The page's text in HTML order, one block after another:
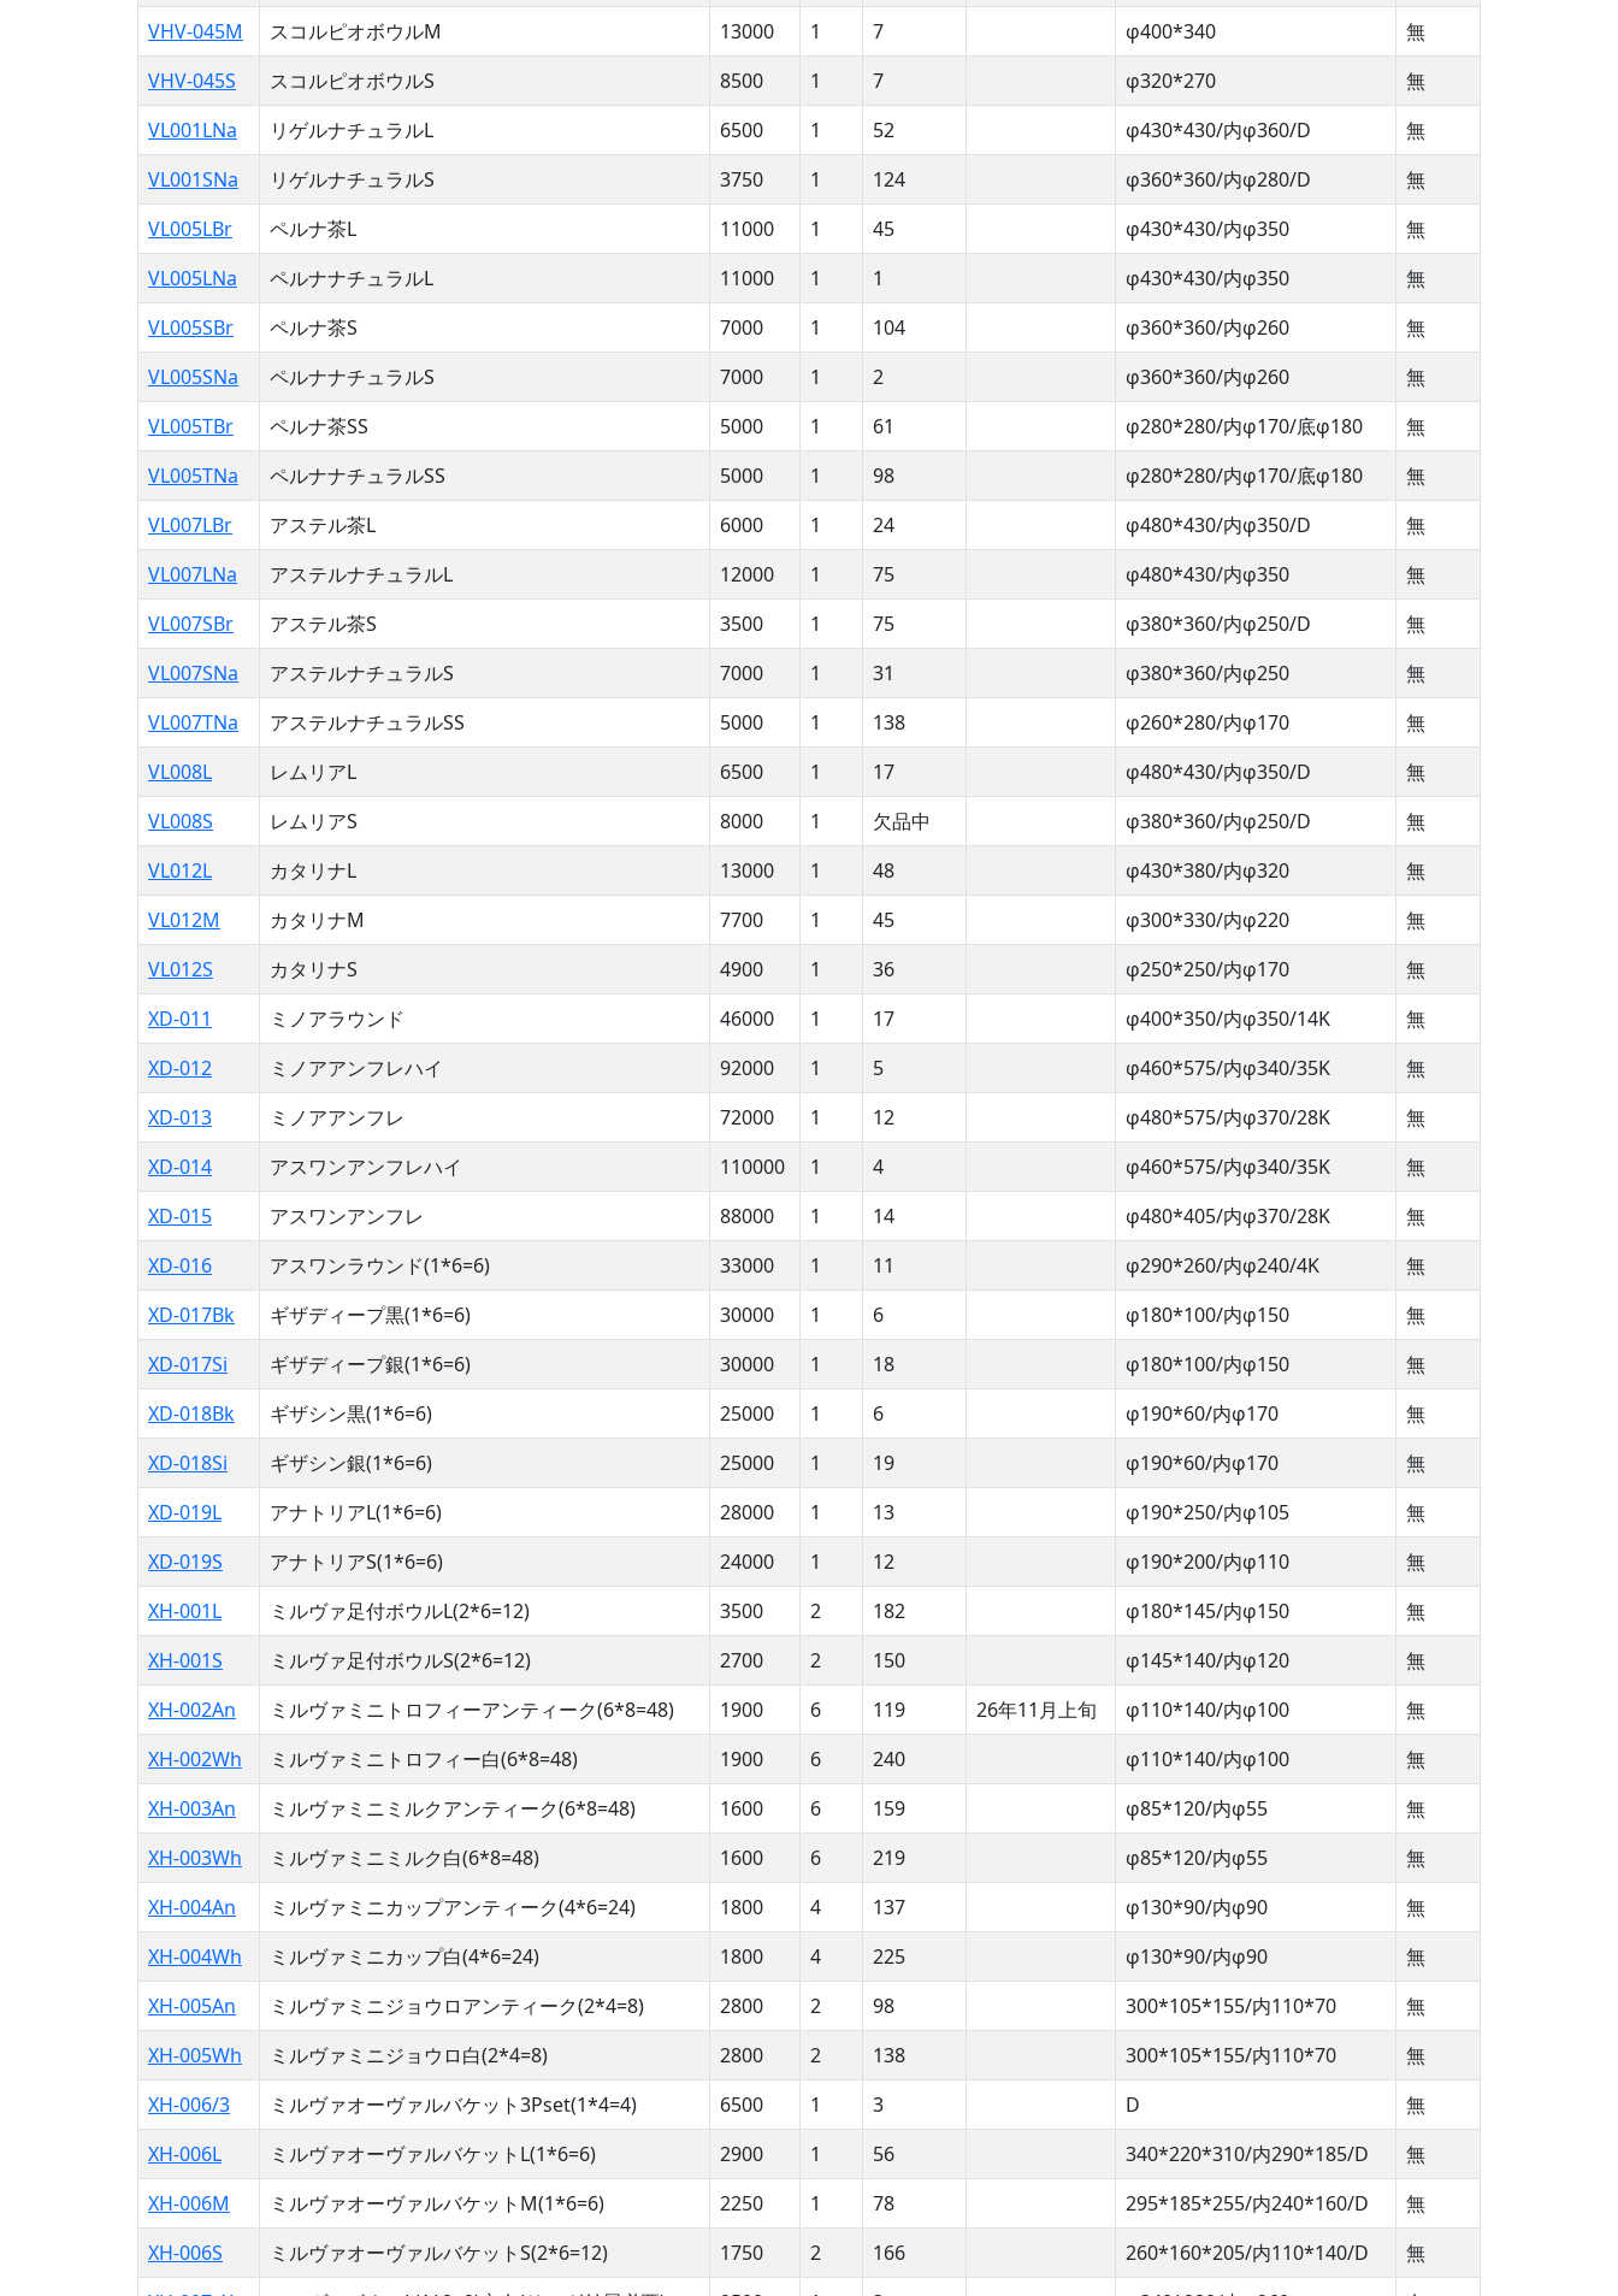
VHV-045M
スコルピオボウルM 13000 1 7 φ400*340
無
VHV-045S
スコルピオボウルS 8500 1 7 φ320*270
無
VL001LNa
リゲルナチュラルL 6500 1 52 φ430*430/内φ360/D
無
VL001SNa
リゲルナチュラルS 3750 1 124 φ360*360/内φ280/D
無
VL005LBr
ペルナ茶L 11000 1 45 φ430*430/内φ350
無
VL005LNa
ペルナナチュラルL 11000 1 1 φ430*430/内φ350
無
VL005SBr
ペルナ茶S 7000 1 104 φ360*360/内φ260
無
VL005SNa
ペルナナチュラルS 7000 1 2 φ360*360/内φ260
無
VL005TBr
ペルナ茶SS 5000 1 61 φ280*280/内φ170/底φ180
無
VL005TNa
ペルナナチュラルSS 5000 1 98 φ280*280/内φ170/底φ180
無
VL007LBr
アステル茶L 6000 1 24 φ480*430/内φ350/D
無
VL007LNa
アステルナチュラルL 12000 1 75 φ480*430/内φ350
無
VL007SBr
アステル茶S 3500 1 75 φ380*360/内φ250/D
無
VL007SNa
アステルナチュラルS 7000 1 31 φ380*360/内φ250
無
VL007TNa
アステルナチュラルSS 5000 1 138 φ260*280/内φ170
無
VL008L
レムリアL 6500 1 17 φ480*430/内φ350/D
無
VL008S
レムリアS 8000 1 欠品中 φ380*360/内φ250/D
無
VL012L
カタリナL 13000 1 48 φ430*380/内φ320
無
VL012M
カタリナM 7700 1 45 φ300*330/内φ220
無
VL012S
カタリナS 4900 1 36 φ250*250/内φ170
無
XD-011
ミノアラウンド 46000 1 17 φ400*350/内φ350/14K
無
XD-012
ミノアアンフレハイ 92000 1 5 φ460*575/内φ340/35K
無
XD-013
ミノアアンフレ 72000 1 12 φ480*575/内φ370/28K
無
XD-014
アスワンアンフレハイ 110000 1 4 φ460*575/内φ340/35K
無
XD-015
アスワンアンフレ 88000 1 14 φ480*405/内φ370/28K
無
XD-016
アスワンラウンド(1*6=6) 33000 1 11 φ290*260/内φ240/4K
無
XD-017Bk
ギザディープ黒(1*6=6) 30000 1 6 φ180*100/内φ150
無
XD-017Si
ギザディープ銀(1*6=6) 30000 1 18 φ180*100/内φ150
無
XD-018Bk
ギザシン黒(1*6=6) 25000 1 6 φ190*60/内φ170
無
XD-018Si
ギザシン銀(1*6=6) 25000 1 19 φ190*60/内φ170
無
XD-019L
アナトリアL(1*6=6) 28000 1 13 φ190*250/内φ105
無
XD-019S
アナトリアS(1*6=6) 24000 1 12 φ190*200/内φ110
無
XH-001L
ミルヴァ足付ボウルL(2*6=12) 3500 2 182 φ180*145/内φ150
無
XH-001S
ミルヴァ足付ボウルS(2*6=12) 2700 2 150 φ145*140/内φ120
無
XH-002An
ミルヴァミニトロフィーアンティーク(6*8=48) 1900 6 119 26年11月上旬 φ110*140/内φ100
無
XH-002Wh
ミルヴァミニトロフィー白(6*8=48) 1900 6 240 φ110*140/内φ100
無
XH-003An
ミルヴァミニミルクアンティーク(6*8=48) 1600 6 159 φ85*120/内φ55
無
XH-003Wh
ミルヴァミニミルク白(6*8=48) 1600 6 219 φ85*120/内φ55
無
XH-004An
ミルヴァミニカップアンティーク(4*6=24) 1800 4 137 φ130*90/内φ90
無
XH-004Wh
ミルヴァミニカップ白(4*6=24) 1800 4 225 φ130*90/内φ90
無
XH-005An
ミルヴァミニジョウロアンティーク(2*4=8) 2800 2 98 300*105*155/内110*70
無
XH-005Wh
ミルヴァミニジョウロ白(2*4=8) 2800 2 138 300*105*155/内110*70
無
XH-006/3
ミルヴァオーヴァルバケット3Pset(1*4=4) 6500 1 3 D
無
XH-006L
ミルヴァオーヴァルバケットL(1*6=6) 2900 1 56 340*220*310/内290*185/D
無
XH-006M
ミルヴァオーヴァルバケットM(1*6=6) 2250 1 78 295*185*255/内240*160/D
無
XH-006S
ミルヴァオーヴァルバケットS(2*6=12) 1750 2 166 260*160*205/内110*140/D
無